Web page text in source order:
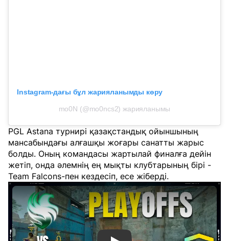
Instagram-дағы бұл жарияланымды көру
mo0N (@mo0ncs2) жарияланымы
PGL Astana турнирі қазақстандық ойыншының
мансабындағы алғашқы жоғары санатты жарыс
болды. Оның командасы жартылай финалға дейін
жетіп, онда әлемнің ең мықты клубтарының бірі -
Team Falcons-пен кездесіп, есе жіберді.